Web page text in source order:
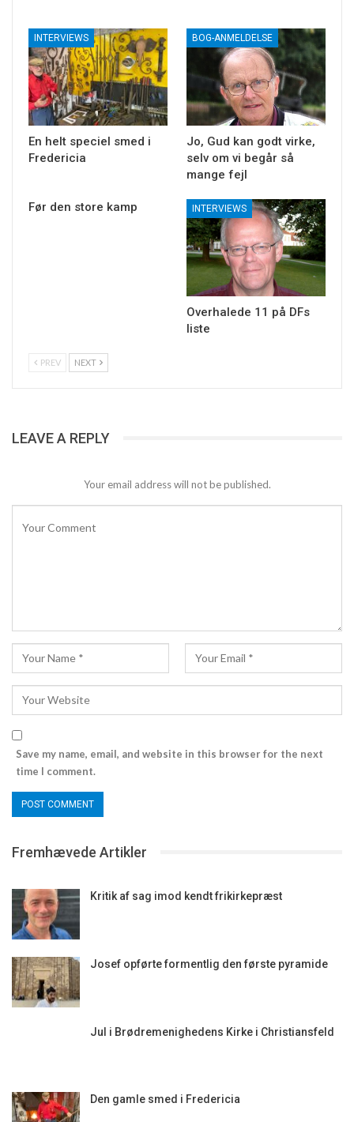
INTERVIEWS
En helt speciel smed i
Fredericia
BOG-ANMELDELSE
Jo, Gud kan godt virke,
selv om vi begår så
mange fejl
Før den store kamp INTERVIEWS
Overhalede 11 på DFs
liste
PREV NEXT
LEAVE A REPLY
Your email address will not be published.
Save my name, email, and website in this browser for the next
time I comment.
Fremhævede Artikler
Kritik af sag imod kendt frikirkepræst
Josef opførte formentlig den første pyramide
Jul i Brødremenighedens Kirke i Christiansfeld
Den gamle smed i Fredericia